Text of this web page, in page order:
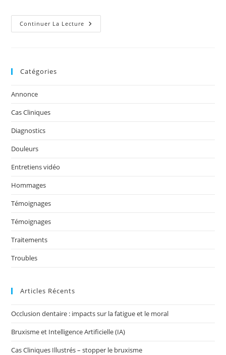
la
publication :
Continuer La Lecture Diagnostiquée
:
Catégories
Annonce
Cas Cliniques
Diagnostics
Douleurs
Entretiens vidéo
Hommages
Témoignages
Témoignages
Traitements
Troubles
Articles Récents
Occlusion dentaire : impacts sur la fatigue et le moral
Bruxisme et Intelligence Artificielle (IA)
Cas Cliniques Illustrés – stopper le bruxisme